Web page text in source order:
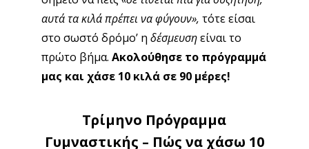
Τρίμηνο Πρόγραμμα Γυμναστικής –
Πώς να χάσω 10 κιλά γρήγορα
1οςΜήνας: Η γραμμή εκκίνησης – πώς να χάσω